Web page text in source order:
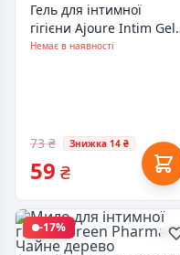
Гель для інтимної
гігієни Ajoure Intim Gel
350 мл (4820217132600)
Немає в наявності
73 ₴ Знижка 14 ₴
59 ₴
-17%